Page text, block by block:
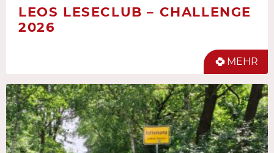
LEOS LESECLUB – CHALLENGE
2026
MEHR